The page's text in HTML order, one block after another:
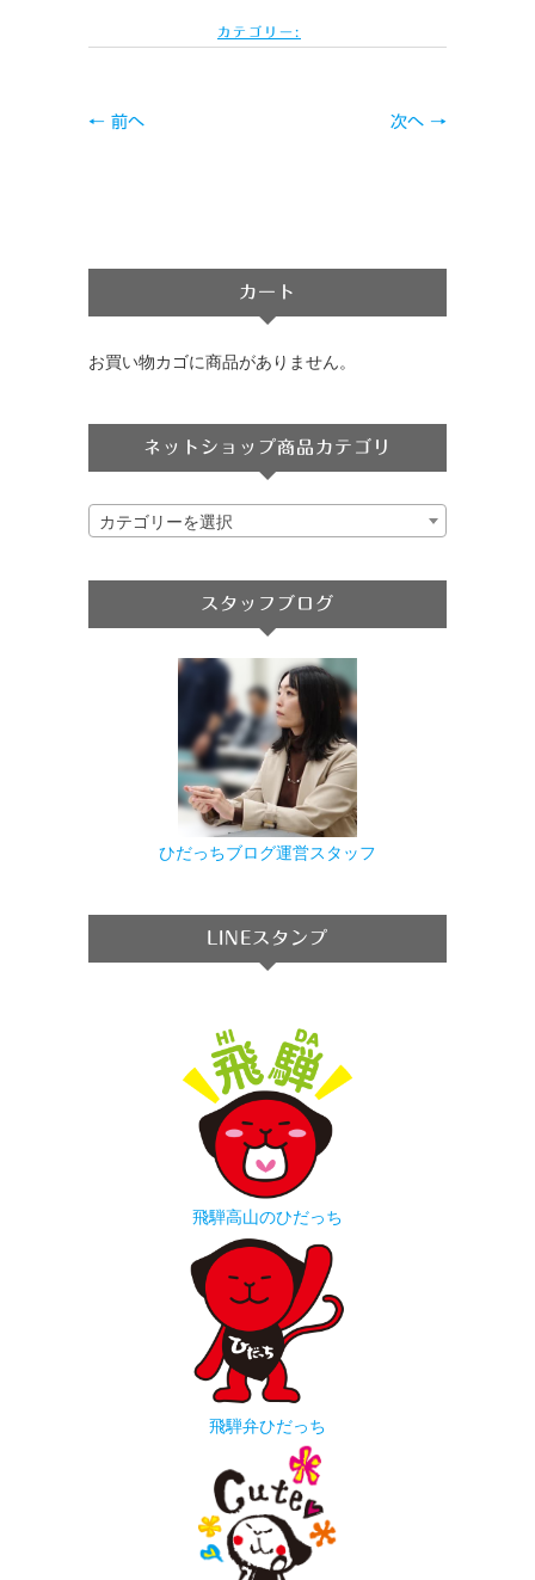
カテゴリー:
← 前へ 次へ →
カート
お買い物カゴに商品がありません。
ネットショップ商品カテゴリ
カテゴリーを選択
スタッフブログ
ひだっちブログ運営スタッフ
LINEスタンプ
飛騨高山のひだっち
飛騨弁ひだっち